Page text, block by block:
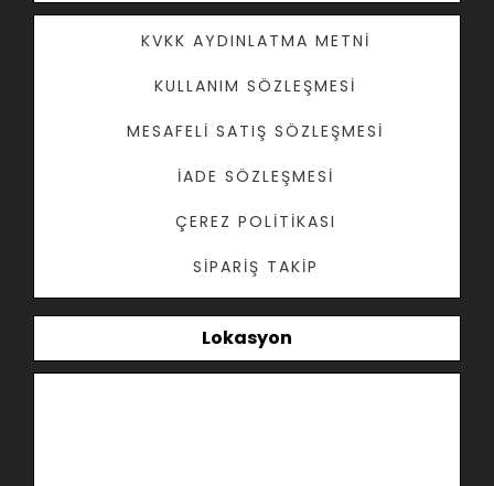
KVKK AYDINLATMA METNI
KULLANIM SÖZLEŞMESI
MESAFELI SATIŞ SÖZLEŞMESI
İADE SÖZLEŞMESI
ÇEREZ POLITIKASI
SIPARIŞ TAKIP
Lokasyon